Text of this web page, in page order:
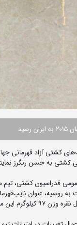
کشتی به حسن رنگرز
به روسیه، عنوان
این رقابت‌ها مورد بازنگری قرار گرفت.